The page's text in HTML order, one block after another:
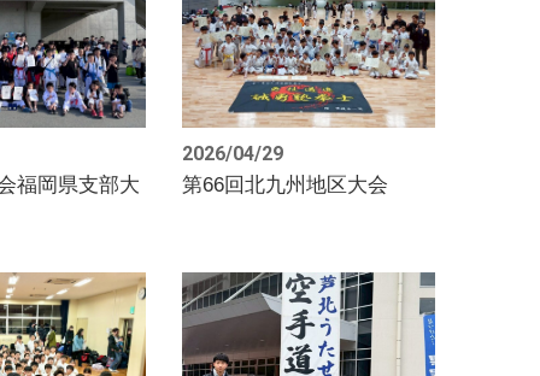
福岡県支部大
2026/04/29
第66回北九州地区大会